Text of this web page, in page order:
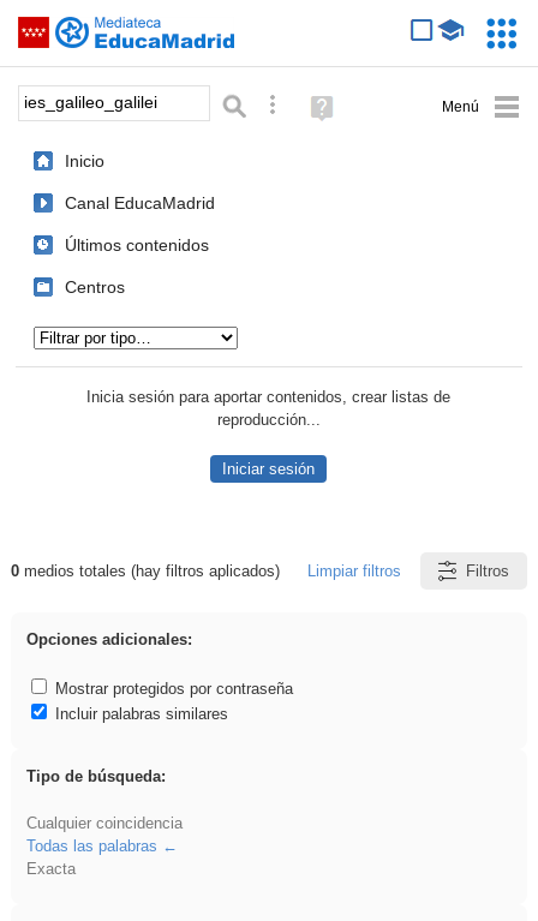
Saltar navegación
Palabra o frase: Búsqueda avanzada
Ayuda
(en
Inicio
Canal EducaMadrid
Últimos contenidos
Centros
Inicia sesión para aportar contenidos, crear listas de
reproducción...
Iniciar sesión
Resultados de: ies_galileo_galilei
0medios totales (hay filtros aplicados) Limpiar filtros Filtros
Opciones adicionales:
Mostrar protegidos por contraseña
Incluir palabras similares
Tipo de búsqueda:
Cualquier coincidencia
Todas las palabras
Exacta